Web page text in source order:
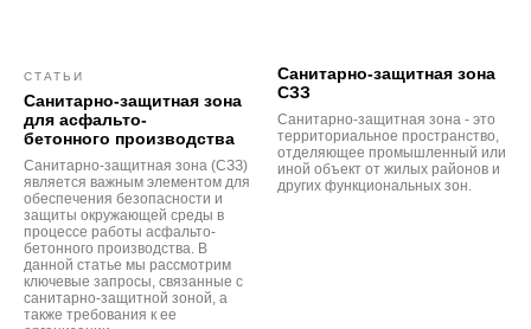
СТАТЬИ
Санитарно-защитная зона
для асфальто-
бетонного производства
Санитарно-защитная зона (СЗЗ)
является важным элементом для
обеспечения безопасности и
защиты окружающей среды в
процессе работы асфальто-
бетонного производства. В
данной статье мы рассмотрим
ключевые запросы, связанные с
санитарно-защитной зоной, а
также требования к ее
Санитарно-защитная зона
СЗЗ
Санитарно-защитная зона - это
территориальное пространство,
отделяющее промышленный или
иной объект от жилых районов и
других функциональных зон.